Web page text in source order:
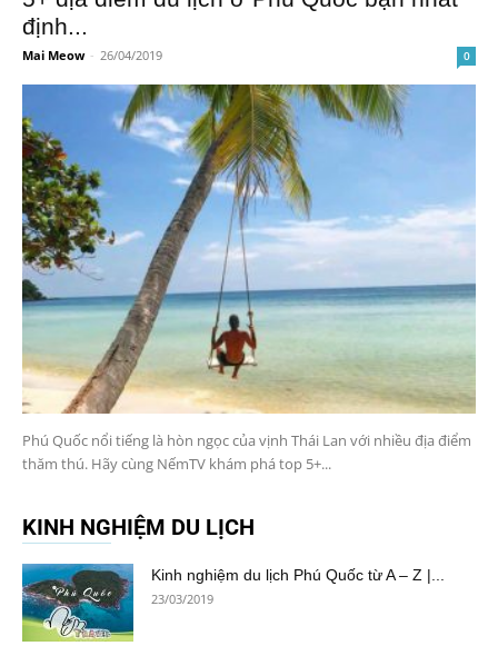
định...
Mai Meow - 26/04/2019 0
Phú Quốc nổi tiếng là hòn ngọc của vịnh Thái Lan với nhiều địa điểm
thăm thú. Hãy cùng NếmTV khám phá top 5+...
KINH NGHIỆM DU LỊCH
Kinh nghiệm du lịch Phú Quốc từ A – Z |...
23/03/2019